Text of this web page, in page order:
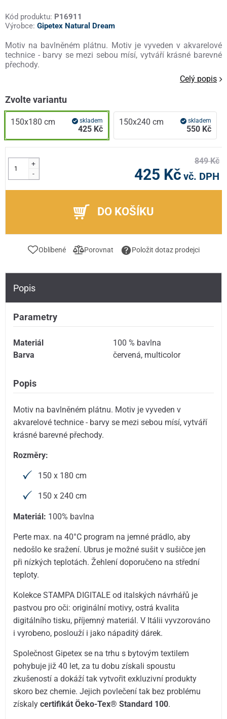
Kód produktu: P16911
Výrobce: Gipetex Natural Dream
Motiv na bavlněném plátnu. Motiv je vyveden v akvarelové
technice - barvy se mezi sebou mísí, vytváří krásné barevné
přechody.
Celý popis
Zvolte variantu
150x180 cm skladem
425 Kč
150x240 cm skladem
550 Kč
+
-
849 Kč
425 Kč vč. DPH
DO KOŠÍKU
Oblíbené Porovnat Položit dotaz prodejci
Popis
Parametry
Materiál
100 % bavlna
Barva
červená, multicolor
Popis
Motiv na bavlněném plátnu. Motiv je vyveden v
akvarelové technice - barvy se mezi sebou mísí, vytváří
krásné barevné přechody.
Rozměry:
150 x 180 cm
150 x 240 cm
Materiál: 100% bavlna
Perte max. na 40°C program na jemné prádlo, aby
nedošlo ke sražení. Ubrus je možné sušit v sušičce jen
při nízkých teplotách. Žehlení doporučeno na střední
teploty.
Kolekce STAMPA DIGITALE od italských návrhářů je
pastvou pro oči: originální motivy, ostrá kvalita
digitálního tisku, příjemný materiál. V Itálii vyvzorováno
i vyrobeno, poslouží i jako nápaditý dárek.
Společnost Gipetex se na trhu s bytovým textilem
pohybuje již 40 let, za tu dobu získali spoustu
zkušeností a dokáží tak vytvořit exkluzivní produkty
skoro bez chemie. Jejich povlečení tak bez problému
získalycertifikát Öeko-Tex® Standard 100.